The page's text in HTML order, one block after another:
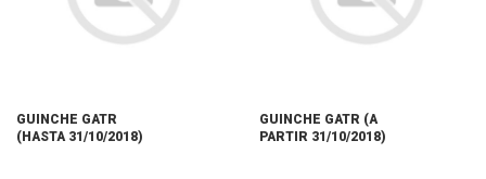
GUINCHE GATR
(HASTA 31/10/2018)
GUINCHE GATR (A
PARTIR 31/10/2018)